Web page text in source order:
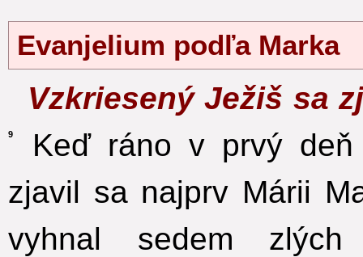
Evanjelium podľa Marka
Vzkriesený Ježiš sa
9
Keď ráno v prvý
zjavil sa najprv Márii
vyhnal sedem zlých